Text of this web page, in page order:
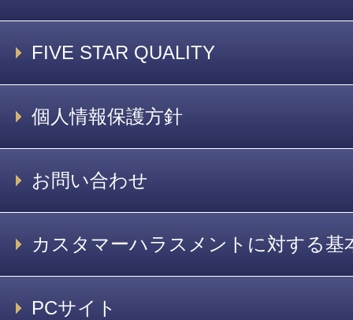
FIVE STAR QUALITY
個人情報保護方針
お問い合わせ
カスタマーハラスメントに対する基
PCサイト